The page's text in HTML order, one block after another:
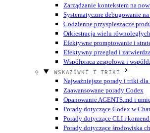
Zarządzanie kontekstem na
Systematyczne debugowanie
Codzienne przyspieszacze
Orkiestracja wielu
Efektywne promptowanie i
Efektywny przegląd i
Współpraca zespołowa i
WSKAZÓWKI I TRIKI
Najważniejsze porady i triki dla
Zaawansowane porady Codex
Opanowanie AGENTS.md i
Porady dotyczące Codex w
Porady dotyczące CLI i komend
Porady dotyczące środowiska